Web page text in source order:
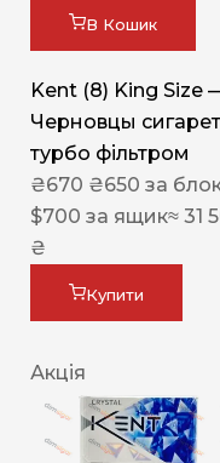
В Кошик
Kent (8) King Size
Черновцы
турбо фільтром
₴670 ₴650 за
$700 за ящик≈ 31
₴
Купити
Акція